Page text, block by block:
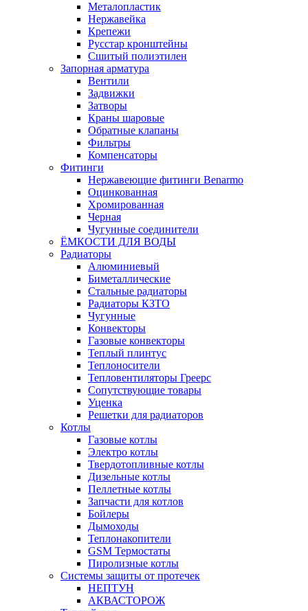
Металопластик
Нержавейка
Крепежи
Русстар кронштейны
Сшитый полиэтилен
Запорная арматура
Вентили
Задвижки
Затворы
Краны шаровые
Обратные клапаны
Фильтры
Компенсаторы
Фитинги
Нержавеющие фитинги Benarmo
Оцинкованная
Хромированная
Черная
Чугунные соединители
ЁМКОСТИ ДЛЯ ВОДЫ
Радиаторы
Алюминиевый
Биметаллические
Стальные радиаторы
Радиаторы КЗТО
Чугунные
Конвекторы
Газовые конвекторы
Теплый плинтус
Теплоносители
Тепловентиляторы Греерс
Сопутствующие товары
Уценка
Решетки для радиаторов
Котлы
Газовые котлы
Электро котлы
Твердотопливные котлы
Дизельные котлы
Пеллетные котлы
Запчасти для котлов
Бойлеры
Дымоходы
Теплонакопители
GSM Термостаты
Пиролизные котлы
Системы защиты от протечек
НЕПТУН
АКВАСТОРОЖ